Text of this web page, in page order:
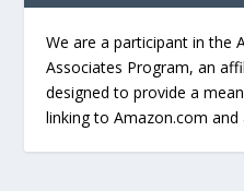
We are a participant in the
Associates Program, an
designed to provide a
linking to Amazon.com